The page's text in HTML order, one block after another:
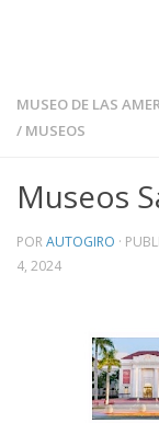
MUSEO DE LAS
/ MUSEOS
Museos
PORAUTOGIRO ·
4, 2024